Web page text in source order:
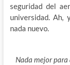
seguridad del
universidad. Ah,
nada nuevo.
Nada mejor para